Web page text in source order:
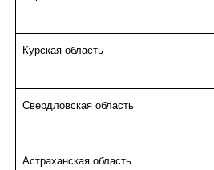
Курская область
Свердловская область
Астраханская область